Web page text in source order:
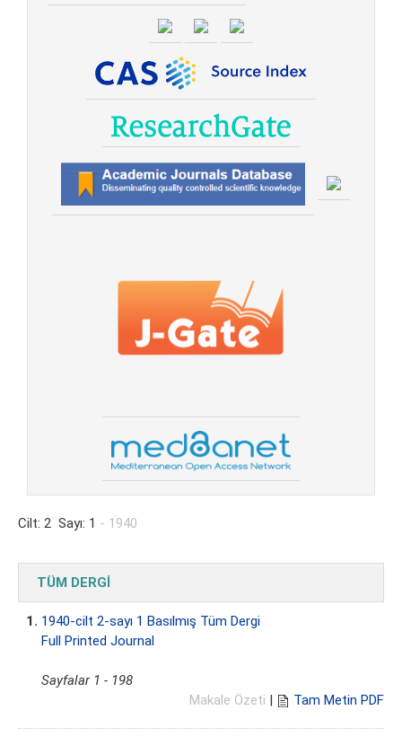
Cilt: 2 Sayı: 1 - 1940
TÜM DERGİ
1. 1940-cilt 2-sayı 1 Basılmış Tüm Dergi
Full Printed Journal
Sayfalar 1 - 198
Makale Özeti | Tam Metin PDF